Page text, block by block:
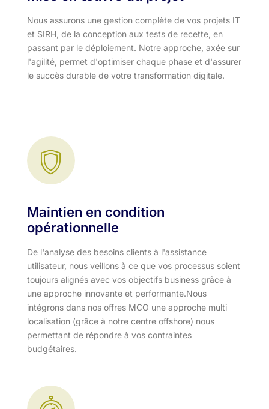
Nous assurons une gestion complète de vos projets IT
et SIRH, de la conception aux tests de recette, en
passant par le déploiement. Notre approche, axée sur
l'agilité, permet d'optimiser chaque phase et d'assurer
le succès durable de votre transformation digitale.
Maintien en condition
opérationnelle
De l'analyse des besoins clients à l'assistance
utilisateur, nous veillons à ce que vos processus soient
toujours alignés avec vos objectifs business grâce à
une approche innovante et performante.​ Nous
intégrons dans nos offres MCO une approche multi
localisation (grâce à notre centre offshore) nous
permettant de répondre à vos contraintes
budgétaires.